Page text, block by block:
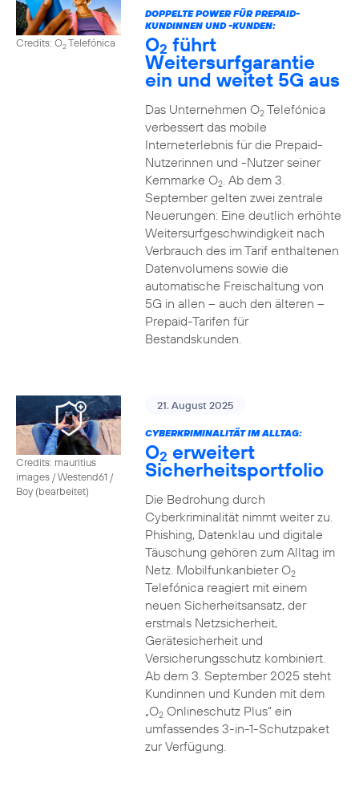
Credits: O2Telefónica
DOPPELTE POWER FÜR PREPAID-
KUNDINNEN UND -KUNDEN:
O2 führt
Weitersurfgarantie
ein und weitet 5G aus
Das Unternehmen O2Telefónica
verbessert das mobile
Interneterlebnis für die Prepaid-
Nutzerinnen und -Nutzer seiner
Kernmarke O2. Ab dem 3.
September gelten zwei zentrale
Neuerungen: Eine deutlich erhöhte
Weitersurfgeschwindigkeit nach
Verbrauch des im Tarif enthaltenen
Datenvolumens sowie die
automatische Freischaltung von
5G in allen – auch den älteren –
Prepaid-Tarifen für
Bestandskunden.
Credits: mauritius
images / Westend61 /
Boy (bearbeitet)
21. August 2025
CYBERKRIMINALITÄT IM ALLTAG:
O2 erweitert
Sicherheitsportfolio
Die Bedrohung durch
Cyberkriminalität nimmt weiter zu.
Phishing, Datenklau und digitale
Täuschung gehören zum Alltag im
Netz. Mobilfunkanbieter O2
Telefónica reagiert mit einem
neuen Sicherheitsansatz, der
erstmals Netzsicherheit,
Gerätesicherheit und
Versicherungsschutz kombiniert.
Ab dem 3. September 2025 steht
Kundinnen und Kunden mit dem
„O2Onlineschutz Plus“ ein
umfassendes 3-in-1-Schutzpaket
zur Verfügung.